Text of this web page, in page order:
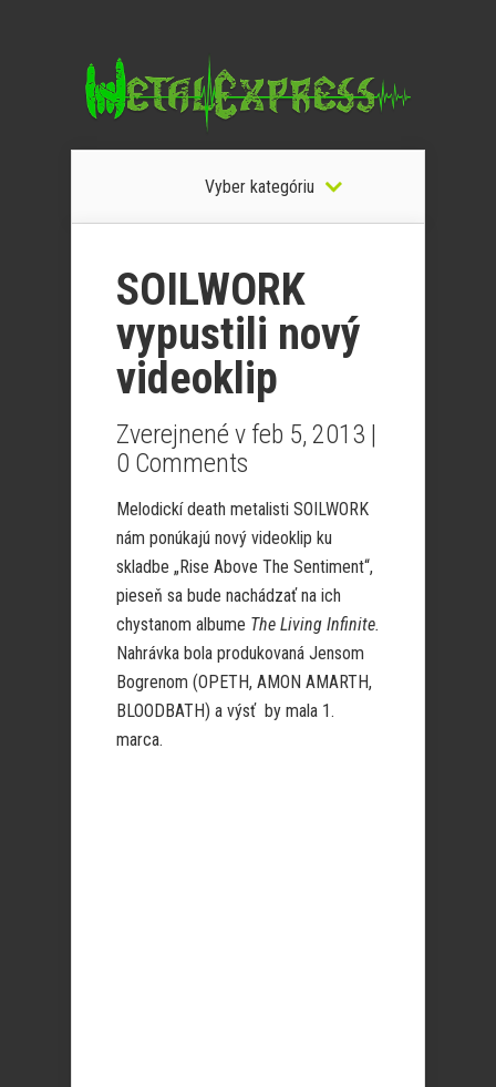
Vyber kategóriu
SOILWORK
vypustili nový
videoklip
Zverejnené v feb 5, 2013 |
0 Comments
Melodickí death metalisti SOILWORK
nám ponúkajú nový videoklip ku
skladbe „Rise Above The Sentiment“,
pieseň sa bude nachádzať na ich
chystanom albume The Living Infinite.
Nahrávka bola produkovaná Jensom
Bogrenom (OPETH, AMON AMARTH,
BLOODBATH) a výsť by mala 1.
marca.